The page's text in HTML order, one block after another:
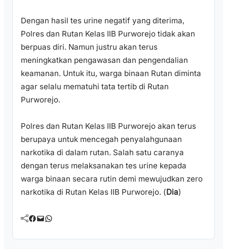
Dengan hasil tes urine negatif yang diterima,
Polres dan Rutan Kelas IIB Purworejo tidak akan
berpuas diri. Namun justru akan terus
meningkatkan pengawasan dan pengendalian
keamanan. Untuk itu, warga binaan Rutan diminta
agar selalu mematuhi tata tertib di Rutan
Purworejo.
Polres dan Rutan Kelas IIB Purworejo akan terus
berupaya untuk mencegah penyalahgunaan
narkotika di dalam rutan. Salah satu caranya
dengan terus melaksanakan tes urine kepada
warga binaan secara rutin demi mewujudkan zero
narkotika di Rutan Kelas IIB Purworejo. (Dia)
Facebook Mail WhatsApp